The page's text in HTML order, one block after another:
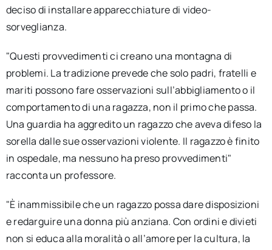
deciso di installare apparecchiature di video-
sorveglianza.
"Questi provvedimenti ci creano una montagna di
problemi. La tradizione prevede che solo padri, fratelli e
mariti possono fare osservazioni sull’abbigliamento o il
comportamento di una ragazza, non il primo che passa.
Una guardia ha aggredito un ragazzo che aveva difeso la
sorella dalle sue osservazioni violente. Il ragazzo è finito
in ospedale, ma nessuno ha preso provvedimenti"
racconta un professore.
"È inammissibile che un ragazzo possa dare disposizioni
e redarguire una donna più anziana. Con ordini e divieti
non si educa alla moralità o all’amore per la cultura, la